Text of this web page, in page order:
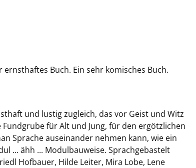
Buch. Ein sehr komisches Buch.
und lustig zugleich, das vor Geist und Witz
für Alt und Jung, für den ergötzlichen
Sprache auseinander nehmen kann, wie ein
... ähh ... Modulbauweise. Sprachgebastelt
Hofbauer, Hilde Leiter, Mira Lobe, Lene